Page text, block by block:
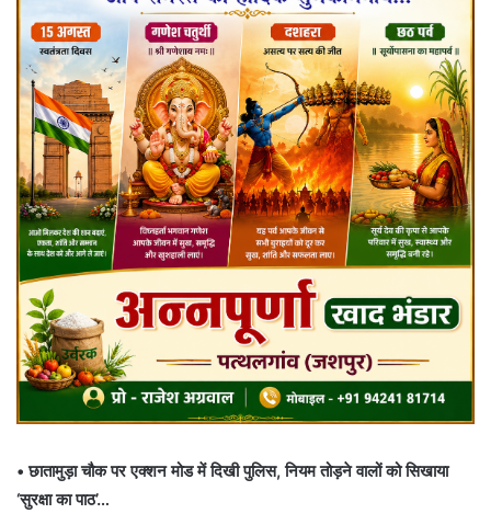
• छातामुड़ा चौक पर एक्शन मोड में दिखी पुलिस, नियम तोड़ने वालों को सिखाया
‘सुरक्षा का पाठ’…